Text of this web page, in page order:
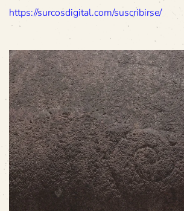
https://surcosdigital.com/suscribirse/